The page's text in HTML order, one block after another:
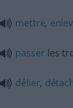
mettre,
passer les
délier,